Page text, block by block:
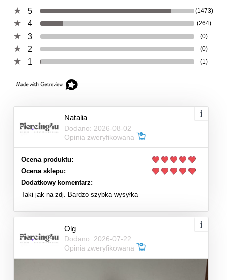
5
(1473)
4 (264)
3 (0)
2 (0)
1 (1)
Natalia
Dodano: 2026-08-02
Opinia zweryfikowana
Ocena produktu:
Ocena sklepu:
Dodatkowy komentarz:
Taki jak na zdj. Bardzo szybka wysyłka
Olg
Dodano: 2026-07-22
Opinia zweryfikowana